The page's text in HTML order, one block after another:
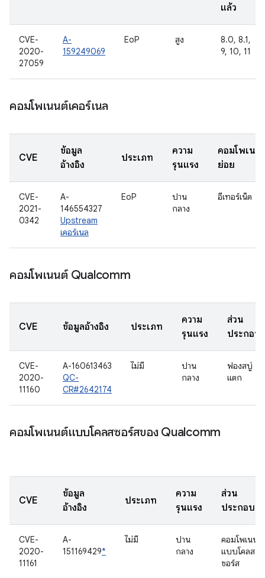
แล้ว
CVE-
2020-
27059
A-
159249069
EoP สูง
8.0, 8.1,
9, 10, 11
คอมโพเนนต์เคอร์เนล
CVE
ข้อมูล
อ้างอิง
ประเภท
ความ
รุนแรง
คอมโพเนน
ย่อย
CVE-
2021-
0342
A-
146554327
Upstream
เคอร์เนล
EoP
ปาน
กลาง
อีเทอร์เน็ต
คอมโพเนนต์ Qualcomm
CVE ข้อมูลอ้างอิง ประเภท
ความ
รุนแรง
ส่วน
ประกอบ
CVE-
2020-
11160
A-160613463
QC-
CR#2642174
ไม่มี
ปาน
กลาง
ฟองสบู่
แตก
คอมโพเนนต์แบบโคลสซอร์สของ Qualcomm
CVE
ข้อมูล
อ้างอิง
ประเภท
ความ
รุนแรง
ส่วน
ประกอบ
CVE-
2020-
11161
A-
151169429*
ไม่มี
ปาน
กลาง
คอมโพเนนต์
แบบโคลส
ซอร์ส